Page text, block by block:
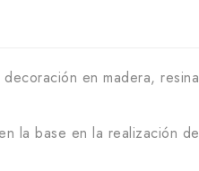
en madera, resina
la base en la realización de